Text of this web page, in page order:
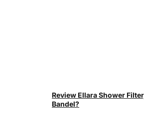
Review Ellara Shower
Bandel?